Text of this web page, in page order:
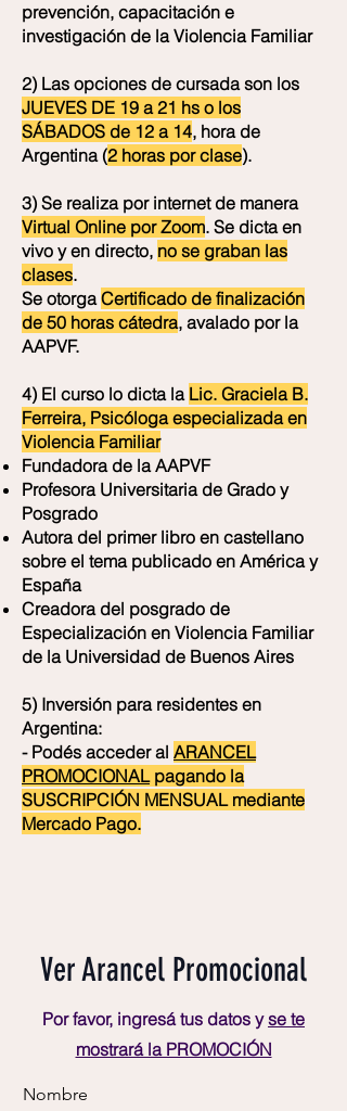
prevención, capacitación e
investigación de la Violencia Familiar
2) Las opciones de cursada son los
JUEVES DE 19 a 21 hs o los
SÁBADOS de 12 a 14, hora de
Argentina (2 horas por clase).
3) Se realiza por internet de manera
Virtual Online por Zoom. Se dicta en
vivo y en directo, no se graban las
clases.
Se otorgaCertificado de finalización
de 50 horas cátedra, avalado por la
AAPVF.
4) El curso lo dicta la Lic. Graciela B.
Ferreira, Psicóloga especializada en
Violencia Familiar
Fundadora de la AAPVF
Profesora Universitaria de Grado y
Posgrado
Autora del primer libro en castellano
sobre el tema publicado en América y
España
Creadora del posgrado de
Especialización en Violencia Familiar
de la Universidad de Buenos Aires
5) Inversión para residentes en
Argentina:
- Podés acceder al ARANCEL
PROMOCIONALpagando la
SUSCRIPCIÓN MENSUAL mediante
Mercado Pago.
Ver Arancel Promocional
Por favor, ingresá tus datos yse te
mostrará la PROMOCIÓN
Nombre